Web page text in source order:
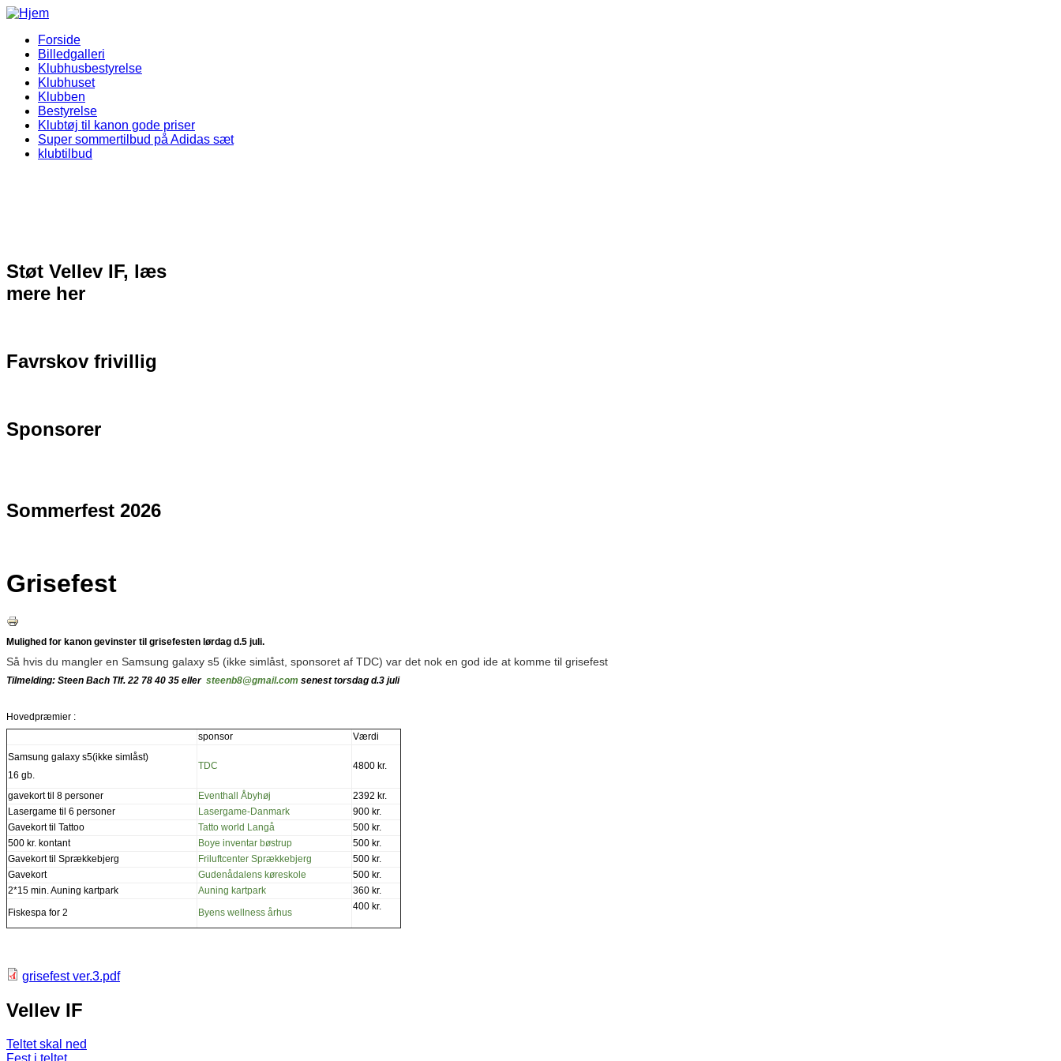
Gå til hovedindhold
Vellev IF Menu
Forside
Billedgalleri
Klubhusbestyrelse
Klubhuset
Klubben
Bestyrelse
Klubtøj til kanon gode priser
Super sommertilbud på Adidas sæt
klubtilbud
Støt Vellev IF, læs
mere her
Favrskov frivillig
Sponsorer
Sommerfest 2026
Grisefest
Mulighed for kanon gevinster til grisefesten lørdag d.5 juli.
Så hvis du mangler en Samsung galaxy s5 (ikke simlåst, sponsoret af TDC) var det nok en god ide at komme til grisefest
Tilmelding: Steen Bach Tlf. 22 78 40 35 eller steenb8@gmail.com senest torsdag d.3 juli
Hovedpræmier :
sponsor
Værdi
Samsung galaxy s5(ikke simlåst)
16 gb.
TDC 4800 kr.
gavekort til 8 personer Eventhall Åbyhøj
2392 kr.
Lasergame til 6 personer
Lasergame-Danmark
900 kr.
Gavekort til Tattoo
Tatto world Langå
500 kr.
500 kr. kontant
Boye inventar bøstrup
500 kr.
Gavekort til Sprækkebjerg
Friluftcenter Sprækkebjerg
500 kr.
Gavekort
Gudenådalens køreskole
500 kr.
2*15 min. Auning kartpark
Auning kartpark
360 kr.
Fiskespa for 2
Byens wellness århus
400 kr.
grisefest ver.3.pdf
Vellev IF
Teltet skal ned
Fest i teltet